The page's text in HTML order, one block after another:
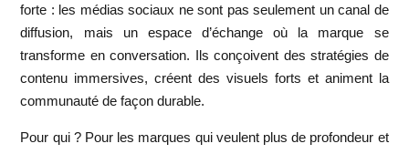
forte : les médias sociaux ne sont pas seulement un canal de
diffusion, mais un espace d’échange où la marque se
transforme en conversation. Ils conçoivent des stratégies de
contenu immersives, créent des visuels forts et animent la
communauté de façon durable.
Pour qui ?Pour les marques qui veulent plus de profondeur et